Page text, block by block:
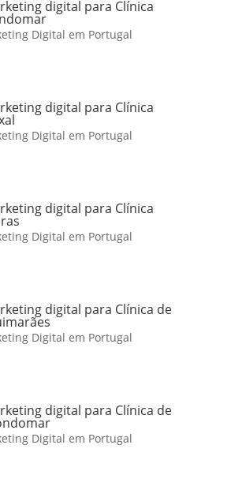
digital para Clínica
Digital em Portugal
digital para Clínica
Digital em Portugal
digital para Clínica
Digital em Portugal
digital para Clínica de
Digital em Portugal
digital para Clínica de
Digital em Portugal